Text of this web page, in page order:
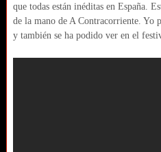
que todas están inéditas en España.
de la mano de A Contracorriente. Yo
y también se ha podido ver en el